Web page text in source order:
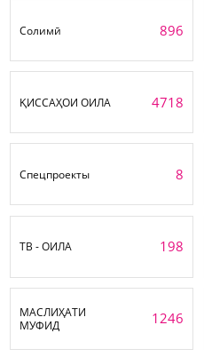
Солимӣ 896
ҚИССАҲОИ ОИЛА 4718
Спецпроекты 8
ТВ - ОИЛА 198
МАСЛИҲАТИ
МУФИД
1246